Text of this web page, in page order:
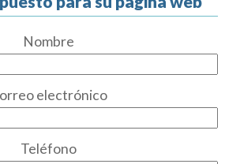
Nombre
electrónico
Teléfono